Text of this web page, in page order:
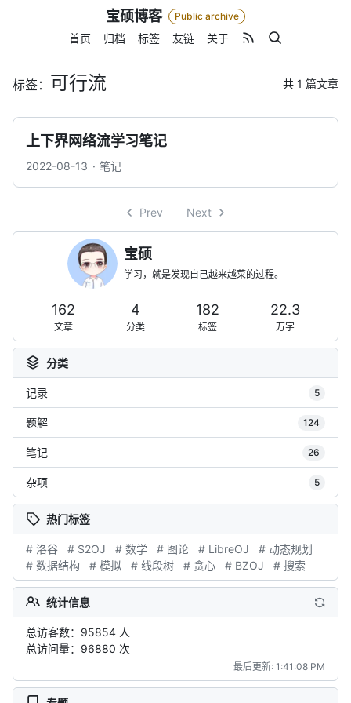
宝硕博客 Public archive
首页 归档 标签 友链 关于
标签： 可行流 共 1 篇文章
上下界网络流学习笔记
2022-08-13 笔记
Prev Next
宝硕
学习，就是发现自己越来越菜的过程。
162
文章
4
分类
182
标签
22.3
万字
分类
记录 5
题解 124
笔记 26
杂项 5
热门标签
# 洛谷 # S2OJ # 数学 # 图论 # LibreOJ
# 动态规划
# 数据结构
# 模拟 # 线段树 # 贪心 # BZOJ # 搜索
统计信息
总访客数：95854 人
总访问量：96880 次
最后更新: 1:41:08 PM